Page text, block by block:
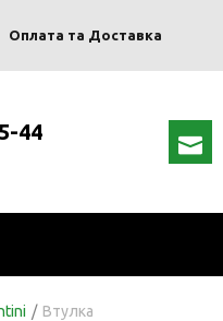
Оплата та Доставка
44
/ Втулка